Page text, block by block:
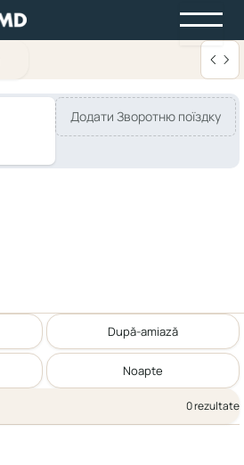
Додати Зворотню поїздку
După-amiază
Noapte
0 rezultate